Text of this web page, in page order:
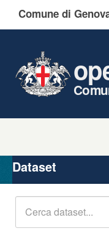
Comune di
Organizzazioni
Gruppi
Dataset